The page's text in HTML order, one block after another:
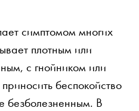
симптомом многих
плотным или
с гнойником или
беспокойство
безболезненным. В